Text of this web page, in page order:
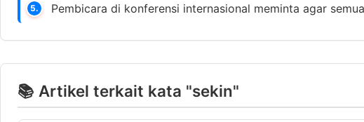
5. Pembicara di konferensi internasional meminta agar
📚 Artikel terkait kata "sekin"